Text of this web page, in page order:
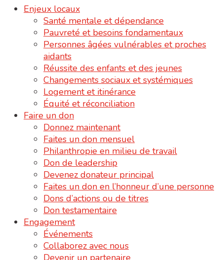
Enjeux locaux
Santé mentale et dépendance
Pauvreté et besoins fondamentaux
Personnes âgées vulnérables et proches
aidants
Réussite des enfants et des jeunes
Changements sociaux et systémiques
Logement et itinérance
Équité et réconciliation
Faire un don
Donnez maintenant
Faites un don mensuel
Philanthropie en milieu de travail
Don de leadership
Devenez donateur principal
Faites un don en l’honneur d’une personne
Dons d’actions ou de titres
Don testamentaire
Engagement
Événements
Collaborez avec nous
Devenir un partenaire